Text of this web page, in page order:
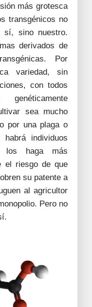
más grotesca
transgénicos no
sí, sino nuestro.
derivados de
Por
variedad, sin
con todos
sea mucho
por una plaga o
individuos
los haga más
el riesgo de que
su patente a
al agricultor
Pero no